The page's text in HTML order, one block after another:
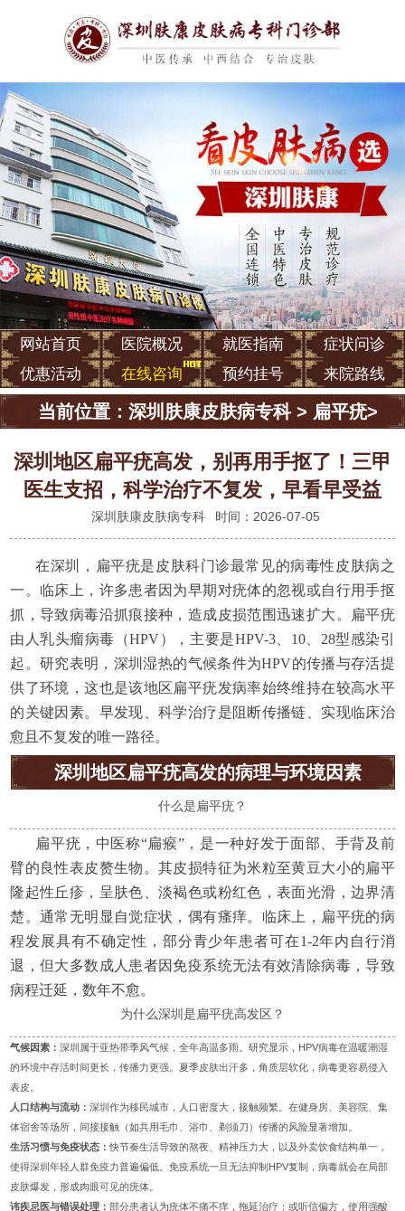
网站首页 医院概况 就医指南
症状问诊
优惠活动
在线咨询 预约挂号 来院路线
当前位置： 深圳肤康皮肤病专科> 扁平疣>
深圳地区扁平疣高发，别再用手抠了！三甲
医生支招，科学治疗不复发，早看早受益
深圳肤康皮肤病专科 时间：2026-07-05
在深圳，扁平疣是皮肤科门诊最常见的病毒性皮肤病之
一。临床上，许多患者因为早期对疣体的忽视或自行用手抠
抓，导致病毒沿抓痕接种，造成皮损范围迅速扩大。扁平疣
由人乳头瘤病毒（HPV），主要是HPV-3、10、28型感染引
起。研究表明，深圳湿热的气候条件为HPV的传播与存活提
供了环境，这也是该地区扁平疣发病率始终维持在较高水平
的关键因素。早发现、科学治疗是阻断传播链、实现临床治
愈且不复发的唯一路径。
深圳地区扁平疣高发的病理与环境因素
什么是扁平疣？
扁平疣，中医称“扁瘊”，是一种好发于面部、手背及前
臂的良性表皮赘生物。其皮损特征为米粒至黄豆大小的扁平
隆起性丘疹，呈肤色、淡褐色或粉红色，表面光滑，边界清
楚。通常无明显自觉症状，偶有瘙痒。临床上，扁平疣的病
程发展具有不确定性，部分青少年患者可在1-2年内自行消
退，但大多数成人患者因免疫系统无法有效清除病毒，导致
病程迁延，数年不愈。
为什么深圳是扁平疣高发区？
气候因素：深圳属于亚热带季风气候，全年高温多雨。研究显示，HPV病毒在温暖潮湿
的环境中存活时间更长，传播力更强。夏季皮肤出汗多，角质层软化，病毒更容易侵入
表皮。
人口结构与流动：深圳作为移民城市，人口密度大，接触频繁。在健身房、美容院、集
体宿舍等场所，间接接触（如共用毛巾、浴巾、剃须刀）传播的风险显著增加。
生活习惯与免疫状态：快节奏生活导致的熬夜、精神压力大，以及外卖饮食结构单一，
使得深圳年轻人群免疫力普遍偏低。免疫系统一旦无法抑制HPV复制，病毒就会在局部
皮肤爆发，形成肉眼可见的疣体。
讳疾忌医与错误处理：部分患者认为疣体不痛不痒，拖延治疗；或听信偏方，使用强酸